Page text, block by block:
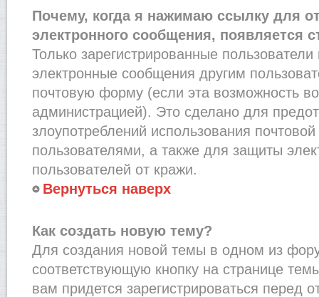
Почему, когда я нажимаю ссылку для
электронного сообщения, появляется
Только зарегистрированные пользователи
электронные сообщения другим
почтовую форму (если эта возможность
администрацией). Это сделано для
злоупотреблений использования
пользователями, а также для защиты
пользователей от кражи.
Вернуться наверх
Как создать новую тему?
Для создания новой темы в одном из
соответствующую кнопку на странице
вам придется зарегистрироваться перед